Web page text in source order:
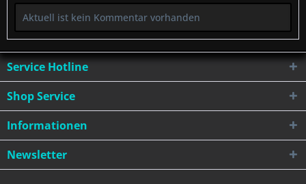
Aktuell ist kein Kommentar vorhanden
Service Hotline
Shop Service
Informationen
Newsletter